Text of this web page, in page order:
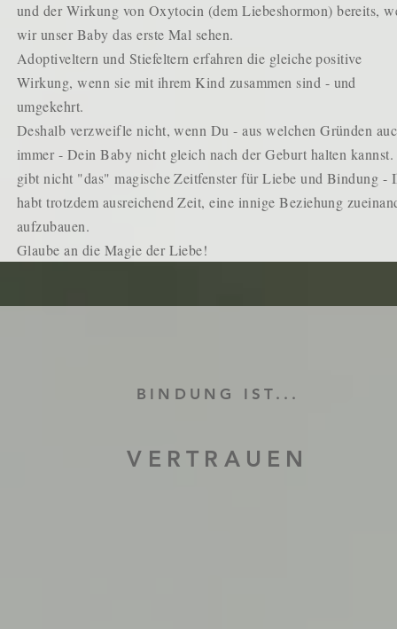
und der Wirkung von Oxytocin (dem Liebeshormon) bereits,
wir unser Baby das erste Mal sehen.
Adoptiveltern und Stiefeltern erfahren die gleiche positive
Wirkung, wenn sie mit ihrem Kind zusammen sind - und
umgekehrt.
Deshalb verzweifle nicht, wenn Du - aus welchen Gründen
immer - Dein Baby nicht gleich nach der Geburt halten kannst.
gibt nicht "das" magische Zeitfenster für Liebe und Bindung -
habt trotzdem ausreichend Zeit, eine innige Beziehung
aufzubauen.
Glaube an die Magie der Liebe!
BINDUNG IST...
VERTRAUEN